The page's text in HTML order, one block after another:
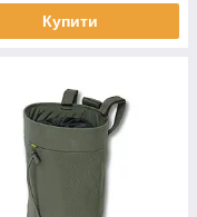
Купити